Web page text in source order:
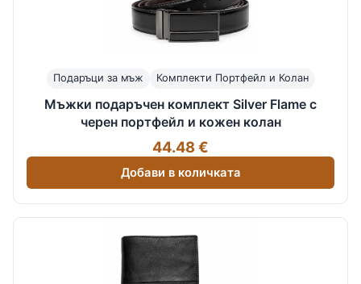
Подаръци за мъж Комплекти Портфейл и Колан
Мъжки подаръчен комплект Silver Flame с
черен портфейл и кожен колан
44.48 €
Добави в количката